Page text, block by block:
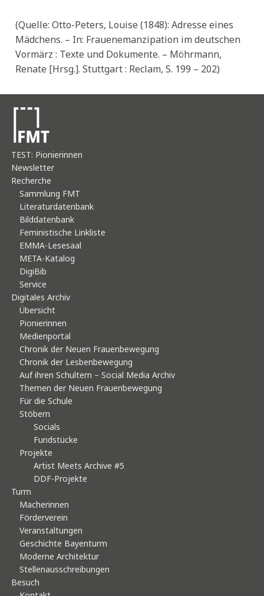
(Quelle: Otto-Peters, Louise (1848): Adresse eines
Mädchens. – In: Frauenemanzipation im deutschen
Vormärz : Texte und Dokumente. – Möhrmann,
Renate [Hrsg.]. Stuttgart : Reclam, S. 199 – 202)
TEST: Pionierinnen
Newsletter
Recherche
Sammlung FMT
Literaturdatenbank
Bilddatenbank
Feministische Linkliste
EMMA-Lesesaal
META-Katalog
DigiBib
Service
Digitales Archiv
Übersicht
Pionierinnen
Medienportal
Chronik der Neuen Frauenbewegung
Chronik der Lesbenbewegung
Auf ihren Schultern – Social Media Archiv
Themen der Neuen Frauenbewegung
Für die Schule
Stöbern
Socials
Fundstücke
Projekte
Artist Meets Archive #5
DDF-Projekte
Turm
Macherinnen
Förderverein
Veranstaltungen
Geschichte Bayenturm
Moderne Architektur
Stellenausschreibungen
Besuch